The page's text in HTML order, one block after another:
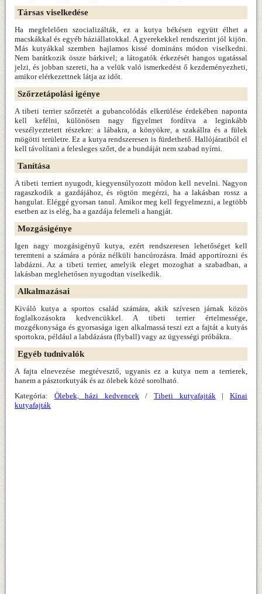
Társas viselkedése
Ha megfelelően szocializálták, ez a kutya békésen együtt élhet a
macskákkal és egyéb háziállatokkal. A gyerekekkel rendszerint jól kijön.
Más kutyákkal szemben hajlamos kissé domináns módon viselkedni.
Nem barátkozik össze bárkivel; a látogatók érkezését hangos ugatással
jelzi, és jobban szereti, ha a velük való ismerkedést ő kezdeményezheti,
amikor elérkezettnek látja az időt.
Szőrzetápolási igénye
A tibeti terrier szőrzetét a gubancolódás elkerülése érdekében naponta
kell kefélni, különösen nagy figyelmet fordítva a leginkább
veszélyeztetett részekre: a lábakra, a könyökre, a szakállra és a fülek
mögötti területre. Ez a kutya rendszeresen is fürdethető. Hallójáratiból el
kell távolítani a felesleges szőrt, de a bundáját nem szabad nyírni.
Tanítása
A tibeti terriert nyugodt, kiegyensúlyozott módon kell nevelni. Nagyon
ragaszkodik a gazdájához, és rögtön megérzi, ha a lakásban rossz a
hangulat. Eléggé gyorsan tanul. Amikor meg kell fegyelmezni, a legtöbb
esetben az is elég, ha a gazdája felemeli a hangját.
Mozgásigénye
Igen nagy mozgásigényű kutya, ezért rendszeresen lehetőséget kell
teremteni a számára a póráz nélküli hancúrozásra. Imád apportírozni és
labdázni. Az a tibeti terrier, amelyik eleget mozoghat a szabadban, a
lakásban meglehetősen nyugodtan viselkedik.
Alkalmazásai
Kiváló kutya a sportos család számára, akik szívesen járnak közös
foglalkozásokra kedvencükkel. A tibeti terrier értelmessége,
mozgékonysága és gyorsasága igen alkalmassá teszi ezt a fajtát a kutyás
sportokra, például a labdázásra (flyball) vagy az ügyességi próbákra.
Egyéb tudnivalók
A fajta elnevezése megtévesztő, ugyanis ez a kutya nem a terrierek,
hanem a pásztorkutyák és az ölebek közé sorolható.
Kategória: Ölebek, házi kedvencek/Tibeti kutyafajták| Kínai
kutyafajták